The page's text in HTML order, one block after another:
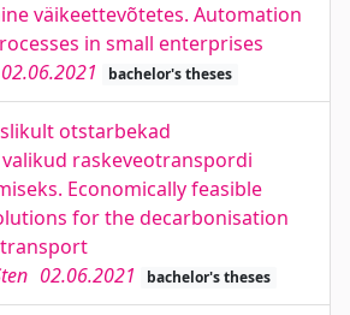
väikeettevõtetes. Automation
in small enterprises
02.06.2021 bachelor's theses
otstarbekad
raskeveotranspordi
Economically feasible
for the decarbonisation
02.06.2021 bachelor's theses